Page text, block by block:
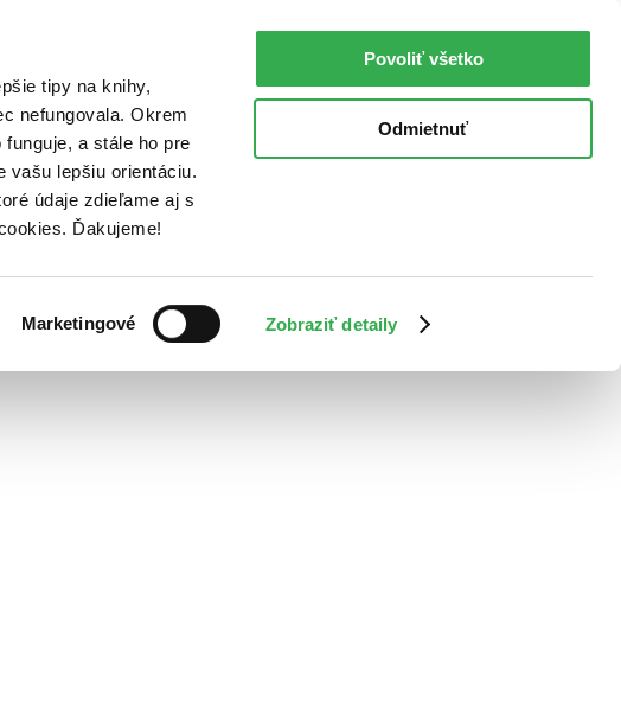
tipy na knihy,
nefungovala. Okrem
a stále ho pre
vašu lepšiu orientáciu.
údaje zdieľame aj s
Ďakujeme!
Marketingové Zobraziť detaily
Povoliť všetko
Odmietnuť